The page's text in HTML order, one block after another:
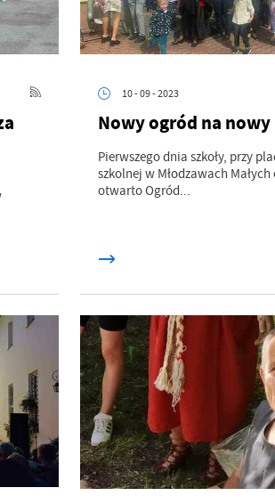
10 - 09 - 2023
Nowy ogród na
Pierwszego dnia szkoły, przy
szkolnej w Młodzawach
otwarto Ogród...